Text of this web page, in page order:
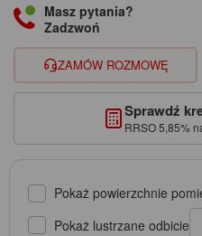
Masz pytania?
Zadzwoń
ZAMÓW ROZMOWĘ
Sprawdź
RRSO 5,85%
Pokaż powierzchnie
Pokaż lustrzane odbicie